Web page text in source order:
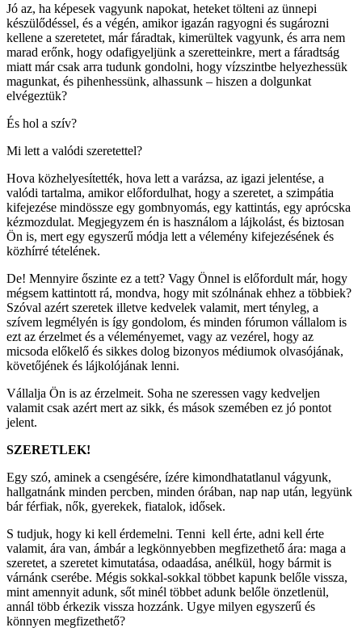
Jó az, ha képesek vagyunk napokat, heteket tölteni az ünnepi
készülődéssel, és a végén, amikor igazán ragyogni és sugározni
kellene a szeretetet, már fáradtak, kimerültek vagyunk, és arra nem
marad erőnk, hogy odafigyeljünk a szeretteinkre, mert a fáradtság
miatt már csak arra tudunk gondolni, hogy vízszintbe helyezhessük
magunkat, és pihenhessünk, alhassunk – hiszen a dolgunkat
elvégeztük?
És hol a szív?
Mi lett a valódi szeretettel?
Hova közhelyesítették, hova lett a varázsa, az igazi jelentése, a
valódi tartalma, amikor előfordulhat, hogy a szeretet, a szimpátia
kifejezése mindössze egy gombnyomás, egy kattintás, egy aprócska
kézmozdulat. Megjegyzem én is használom a lájkolást, és biztosan
Ön is, mert egy egyszerű módja lett a vélemény kifejezésének és
közhírré tételének.
De! Mennyire őszinte ez a tett? Vagy Önnel is előfordult már, hogy
mégsem kattintott rá, mondva, hogy mit szólnának ehhez a többiek?
Szóval azért szeretek illetve kedvelek valamit, mert tényleg, a
szívem legmélyén is így gondolom, és minden fórumon vállalom is
ezt az érzelmet és a véleményemet, vagy az vezérel, hogy az
micsoda előkelő és sikkes dolog bizonyos médiumok olvasójának,
követőjének és lájkolójának lenni.
Vállalja Ön is az érzelmeit. Soha ne szeressen vagy kedveljen
valamit csak azért mert az sikk, és mások szemében ez jó pontot
jelent.
SZERETLEK!
Egy szó, aminek a csengésére, ízére kimondhatatlanul vágyunk,
hallgatnánk minden percben, minden órában, nap nap után, legyünk
bár férfiak, nők, gyerekek, fiatalok, idősek.
S tudjuk, hogy ki kell érdemelni. Tenni kell érte, adni kell érte
valamit, ára van, ámbár a legkönnyebben megfizethető ára: maga a
szeretet, a szeretet kimutatása, odaadása, anélkül, hogy bármit is
várnánk cserébe. Mégis sokkal-sokkal többet kapunk belőle vissza,
mint amennyit adunk, sőt minél többet adunk belőle önzetlenül,
annál több érkezik vissza hozzánk. Ugye milyen egyszerű és
könnyen megfizethető?